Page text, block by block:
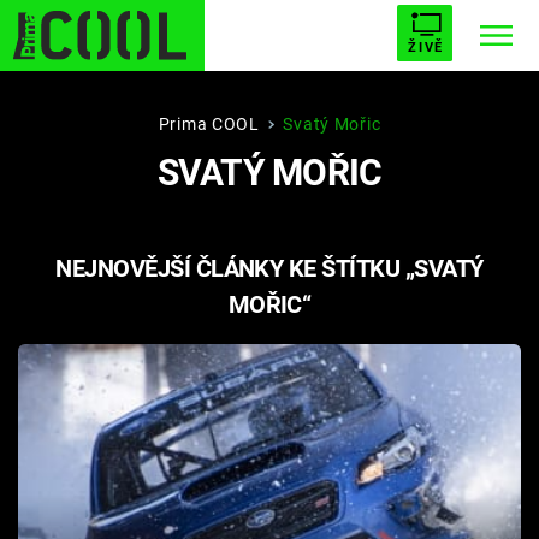
ŽIVĚ
STARHOUSE BUFFY, PŘEMOŽITELKA UPÍRŮ
PLNEJ KOTEL AVENGERS 5
Filmy
Seriály
Prima COOL Svatý Mořic
SVATÝ MOŘIC
NEJNOVĚJŠÍ ČLÁNKY KE ŠTÍTKU „SVATÝ
MOŘIC“